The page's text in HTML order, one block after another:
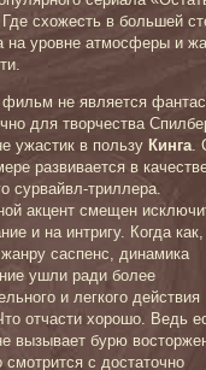
схожесть в большей
на уровне атмосферы и
фильм не является
для творчества
ужастик в пользу Кинга.
развивается в
сурвайвл-триллера.
акцент смещен
и на интригу. Когда как,
саспенс, динамика
ушли ради более
и легкого действия
отчасти хорошо. Ведь
вызывает бурю
смотрится с достаточно